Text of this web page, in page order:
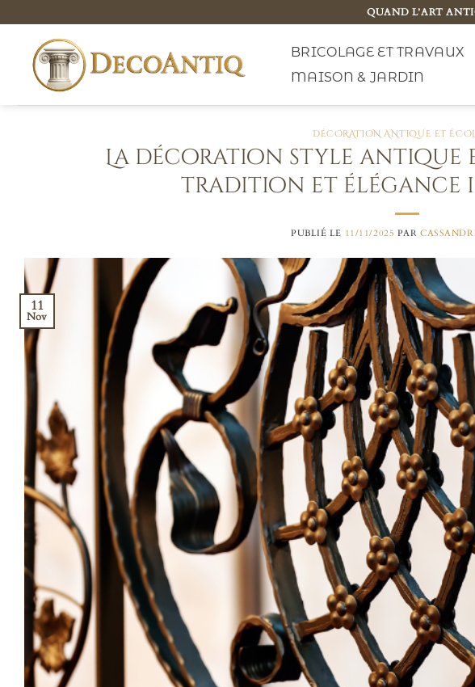
au
contenu
QUAND L’ART
BRICOLAGE ET TRAVAUX
MAISON & JARDIN
DÉCORATION ANTIQUE ET
La décoration style antique
tradition et élégance
PUBLIÉ LE 11/11/2025 PAR
11
Nov